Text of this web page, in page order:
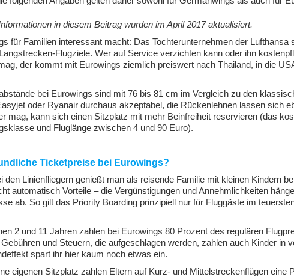
in diesem Beitrag wurden im April 2017 aktualisiert.
für Familien interessant macht: Das Tochterunternehmen der Lufthansa
Flugziele. Wer auf Service verzichten kann oder ihn
der kommt mit Eurowings ziemlich preiswert nach Thailand, in die
bei Eurowings sind mit 76 bis 81 cm im Vergleich zu den
oder Ryanair durchaus akzeptabel, die Rückenlehnen lassen sich
mag, kann sich einen Sitzplatz mit mehr Beinfreiheit reservieren (das
und Fluglänge zwischen 4 und 90 Euro).
Ticketpreise bei Eurowings?
den Linienfliegern genießt man als reisende Familie mit kleinen Kindern
automatisch Vorteile – die Vergünstigungen und Annehmlichkeiten
ab. So gilt das Priority Boarding prinzipiell nur für Fluggäste im
2 und 11 Jahren zahlen bei Eurowings 80 Prozent des regulären
und Steuern, die aufgeschlagen werden, zahlen auch Kinder in
spart ihr hier kaum noch etwas ein.
eigenen Sitzplatz zahlen Eltern auf Kurz- und Mittelstreckenflügen eine